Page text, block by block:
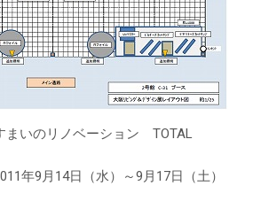
リノベーション TOTAL
日（水）～9月17日（土）